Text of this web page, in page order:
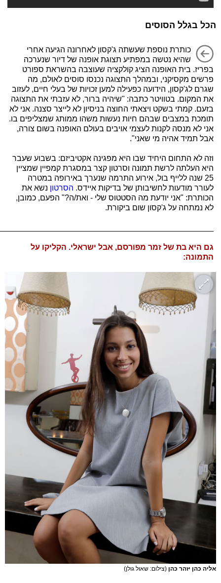
הכל בגלל הסוסים
כותרת נוספת שעשתה ג'קסון לאחרונה הגיעה אחרי
שהיא נטשה במפתיע תצוגת אופנה של דיור שנערכה
בפריז. בית האופנה הציג קולקציה שעוצבה בהשראת ספורט
פרשים מקסיקני, ובמהלך התצוגה נכנסו סוסים לאולם, מה
שגרם לג'קסון, הידועה כפעילה למען זכויות של בעלי חיים, לעזוב
את המקום. בטוויטר כתבה: "שיהיה ברור, לא עזבתי את התצוגה
בזעם. קמתי בשקט ויצאתי החוצה בניסיון לא לייצר סצנה. אני לא
תומכת במצבים שבהם חיות נעשות משהו ממותג שמצליפים בו.
אני לא מנסה לקנות לעצמי אויבים בעולם האופנה בשום צורה,
אבל תמיד אהיה מי שאני".
וזה לא התחום היחיד שבו היא מפגינה אקטיביזם: בשבוע שעבר
היא העלתה לרשת תמונה וסרטון קצר במסגרת קמפיין שמציין
25 שנה ללייף בול, אירוע התרמה שנערך באירופה במטרה
לעורר מודעות לחשיבותן של בדיקות איידס. הסרטון נשא את
הכותרת: "אני יודעת מה הסטטוס שלי - ואת/ה?" הפעם, כמובן,
לא נמתחה על ג'קסון שום ביקורת.
גם היא בת של זמר מפורסם, אבל ישראלי. הקליקו על
התמונה:
אליה כהן יזהר כהן (צילום: שאול גולן)